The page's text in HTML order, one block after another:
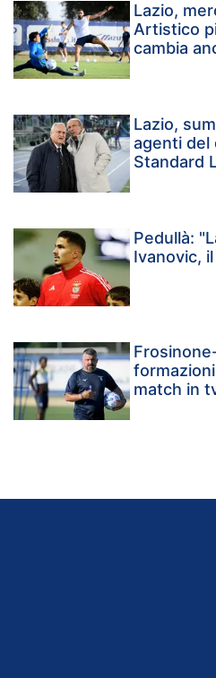
Lazio,
Artistico
cambia
Lazio,
agenti del
Standard
Pedullà:
Ivanovic,
match in